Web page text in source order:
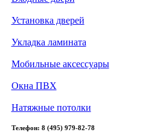
Установка дверей
Укладка ламината
Мобильные аксессуары
Окна ПВХ
Натяжные потолки
Телефон: 8 (495) 979-82-78